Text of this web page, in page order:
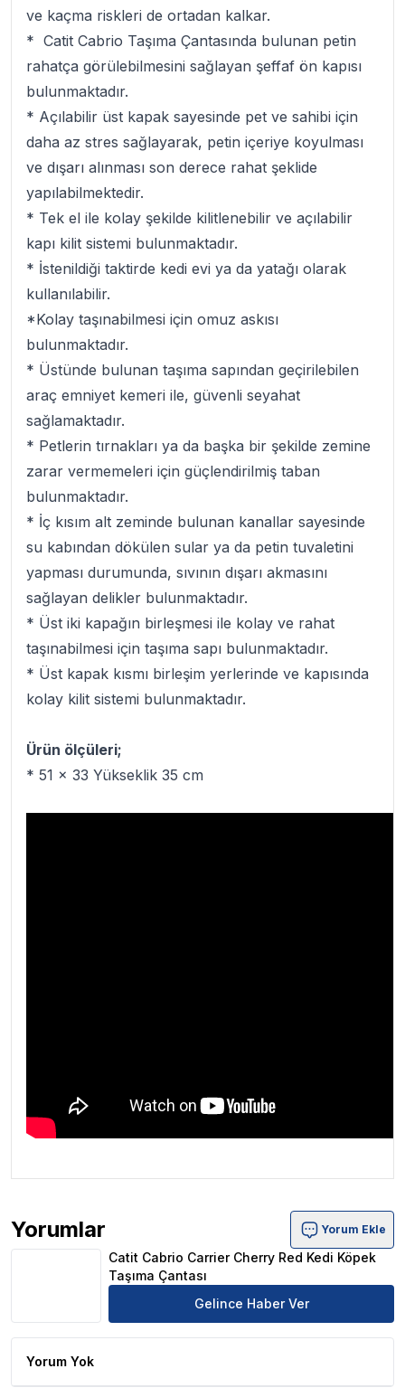
ve kaçma riskleri de ortadan kalkar.
* Catit Cabrio Taşıma Çantasında bulunan petin
rahatça görülebilmesini sağlayan şeffaf ön kapısı
bulunmaktadır.
* Açılabilir üst kapak sayesinde pet ve sahibi için
daha az stres sağlayarak, petin içeriye koyulması
ve dışarı alınması son derece rahat şeklide
yapılabilmektedir.
* Tek el ile kolay şekilde kilitlenebilir ve açılabilir
kapı kilit sistemi bulunmaktadır.
* İstenildiği taktirde kedi evi ya da yatağı olarak
kullanılabilir.
*Kolay taşınabilmesi için omuz askısı
bulunmaktadır.
* Üstünde bulunan taşıma sapından geçirilebilen
araç emniyet kemeri ile, güvenli seyahat
sağlamaktadır.
* Petlerin tırnakları ya da başka bir şekilde zemine
zarar vermemeleri için güçlendirilmiş taban
bulunmaktadır.
* İç kısım alt zeminde bulunan kanallar sayesinde
su kabından dökülen sular ya da petin tuvaletini
yapması durumunda, sıvının dışarı akmasını
sağlayan delikler bulunmaktadır.
* Üst iki kapağın birleşmesi ile kolay ve rahat
taşınabilmesi için taşıma sapı bulunmaktadır.
* Üst kapak kısmı birleşim yerlerinde ve kapısında
kolay kilit sistemi bulunmaktadır.
Ürün ölçüleri;
* 51 x 33 Yükseklik 35 cm
Yorumlar
Catit Cabrio Carrier Cherry Red Kedi Köpek Taşıma
Yorum Ekle
Catit Cabrio Carrier Cherry Red Kedi Köpek
Taşıma Çantası
Gelince Haber Ver
Yorum Yok